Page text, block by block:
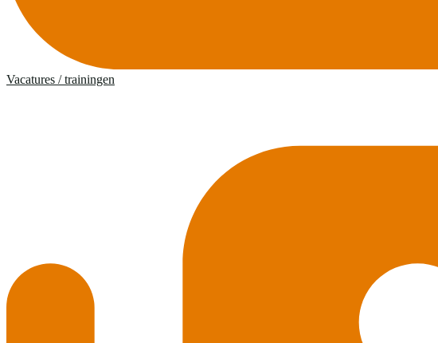
Vacatures / trainingen